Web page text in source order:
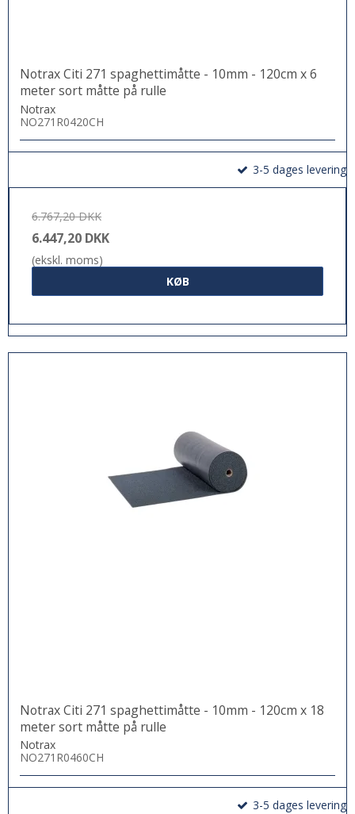
Notrax Citi 271 spaghettimåtte - 10mm - 120cm x 6
meter sort måtte på rulle
Notrax
NO271R0420CH
3-5 dages levering
6.767,20 DKK
6.447,20 DKK
(ekskl. moms)
KØB
Notrax Citi 271 spaghettimåtte - 10mm - 120cm x 18
meter sort måtte på rulle
Notrax
NO271R0460CH
3-5 dages levering